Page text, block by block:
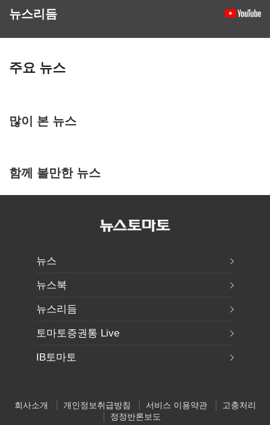
뉴스리듬
주요 뉴스
많이 본 뉴스
함께 볼만한 뉴스
뉴스
뉴스북
뉴스리듬
토마토증권통 Live
IB토마토
회사소개 개인정보취급방침 서비스 이용약관
고충처리
정정반론보도